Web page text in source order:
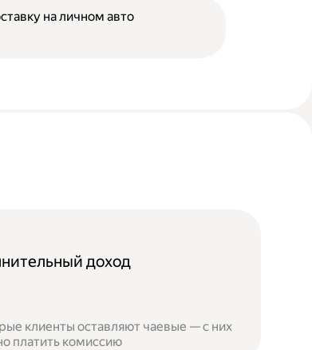
на личном авто
доход
клиенты оставляют чаевые — с них
платить комиссию